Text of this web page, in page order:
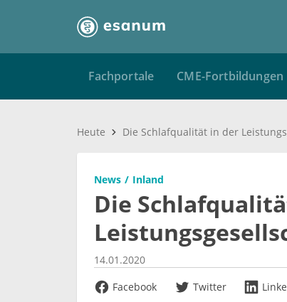
Fachportale CME-Fortbildungen
Heute
News Inland
Die
14.01.2020
Facebook
Twitter